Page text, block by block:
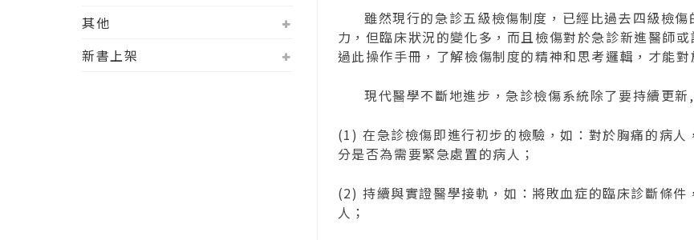
其他
新書上架
雖然現行的急診五級檢傷制度，已經比過去四級檢傷
力，但臨床狀況的變化多，而且檢傷對於急診新進醫師
過此操作手冊，了解檢傷制度的精神和思考邏輯，才能
現代醫學不斷地進步，急診檢傷系統除了要持續更新,
(1) 在急診檢傷即進行初步的檢驗，如：對於胸痛的病
分是否為需要緊急處置的病人；
(2) 持續與實證醫學接軌，如：將敗血症的臨床診斷條
人；